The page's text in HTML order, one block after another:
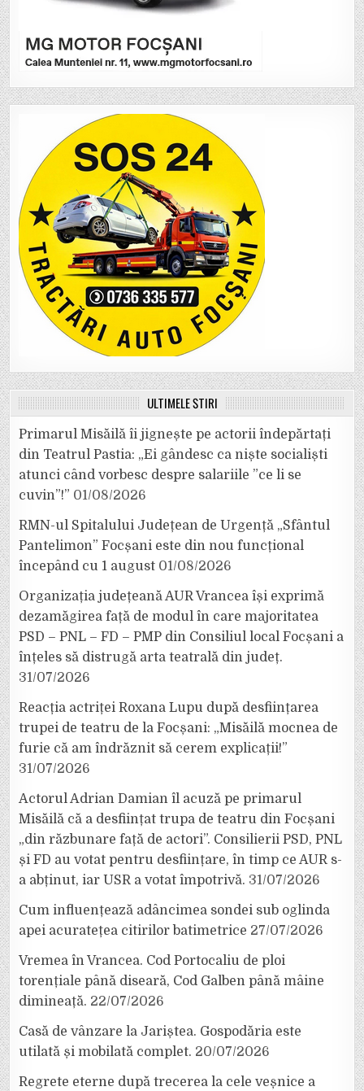
ULTIMELE ȘTIRI
Primarul Misăilă îi jignește pe actorii îndepărtați
din Teatrul Pastia: „Ei gândesc ca niște socialiști
atunci când vorbesc despre salariile ”ce li se
cuvin”!” 01/08/2026
RMN-ul Spitalului Județean de Urgență „Sfântul
Pantelimon” Focșani este din nou funcțional
începând cu 1 august 01/08/2026
Organizația județeană AUR Vrancea își exprimă
dezamăgirea față de modul în care majoritatea
PSD – PNL – FD – PMP din Consiliul local Focșani a
înțeles să distrugă arta teatrală din județ.
31/07/2026
Reacția actriței Roxana Lupu după desființarea
trupei de teatru de la Focșani: „Misăilă mocnea de
furie că am îndrăznit să cerem explicații!”
31/07/2026
Actorul Adrian Damian îl acuză pe primarul
Misăilă că a desființat trupa de teatru din Focșani
„din răzbunare față de actori”. Consilierii PSD, PNL
și FD au votat pentru desființare, în timp ce AUR s-
a abținut, iar USR a votat împotrivă. 31/07/2026
Cum influențează adâncimea sondei sub oglinda
apei acuratețea citirilor batimetrice 27/07/2026
Vremea în Vrancea. Cod Portocaliu de ploi
torențiale până diseară, Cod Galben până mâine
dimineață. 22/07/2026
Casă de vânzare la Jariștea. Gospodăria este
utilată și mobilată complet. 20/07/2026
Regrete eterne după trecerea la cele veșnice a